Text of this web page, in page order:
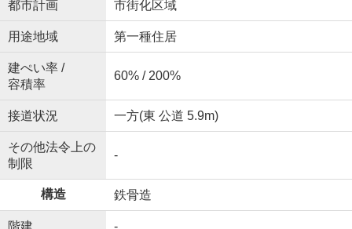
都市計画 市街化区域
用途地域 第一種住居
建ぺい率 /
容積率
60% / 200%
接道状況 一方(東 公道 5.9m)
その他法令上の
制限
-
構造 鉄骨造
階建 -